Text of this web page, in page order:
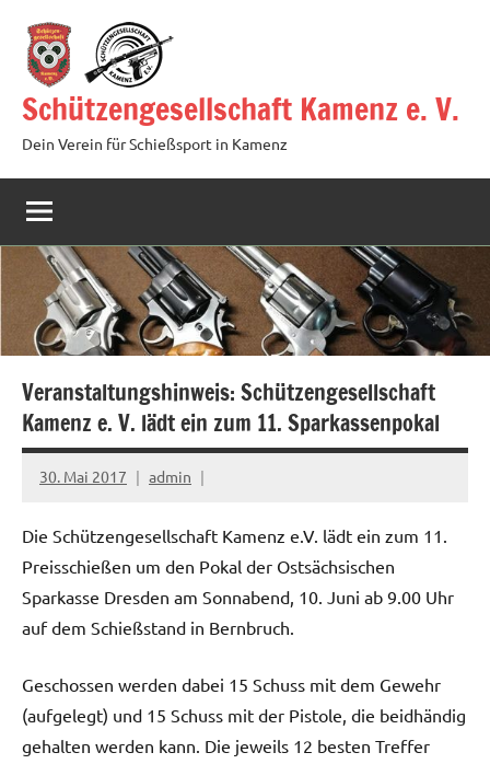
Inhalt
springen
Schützengesellschaft Kamenz e. V.
Dein Verein für Schießsport in Kamenz
Veranstaltungshinweis: Schützengesellschaft
Kamenz e. V. lädt ein zum 11. Sparkassenpokal
30. Mai 2017 admin
Die Schützengesellschaft Kamenz e.V. lädt ein zum 11.
Preisschießen um den Pokal der Ostsächsischen
Sparkasse Dresden am Sonnabend, 10. Juni ab 9.00 Uhr
auf dem Schießstand in Bernbruch.
Geschossen werden dabei 15 Schuss mit dem Gewehr
(aufgelegt) und 15 Schuss mit der Pistole, die beidhändig
gehalten werden kann. Die jeweils 12 besten Treffer